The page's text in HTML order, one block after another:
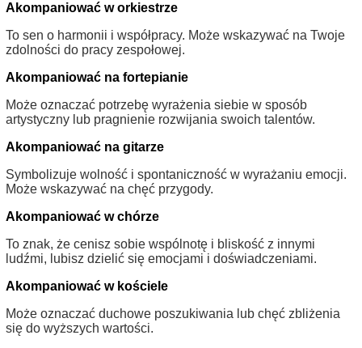
Akompaniować w orkiestrze
To sen o harmonii i współpracy. Może wskazywać na Twoje
zdolności do pracy zespołowej.
Akompaniować na fortepianie
Może oznaczać potrzebę wyrażenia siebie w sposób
artystyczny lub pragnienie rozwijania swoich talentów.
Akompaniować na gitarze
Symbolizuje wolność i spontaniczność w wyrażaniu emocji.
Może wskazywać na chęć przygody.
Akompaniować w chórze
To znak, że cenisz sobie wspólnotę i bliskość z innymi
ludźmi, lubisz dzielić się emocjami i doświadczeniami.
Akompaniować w kościele
Może oznaczać duchowe poszukiwania lub chęć zbliżenia
się do wyższych wartości.